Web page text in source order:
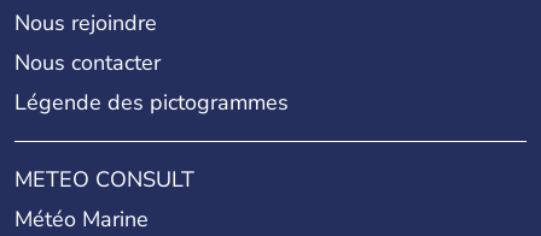
Nous rejoindre
Nous contacter
Légende des pictogrammes
METEO CONSULT
Météo Marine